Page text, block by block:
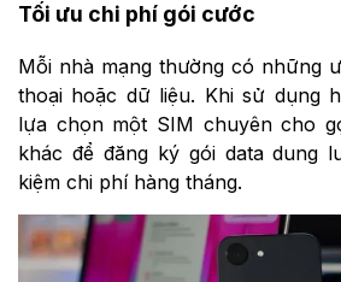
Tối ưu chi phí gói cước
Mỗi nhà mạng thường có những
thoại hoặc dữ liệu. Khi sử dụng
lựa chọn một SIM chuyên cho
khác để đăng ký gói data dung
kiệm chi phí hàng tháng.